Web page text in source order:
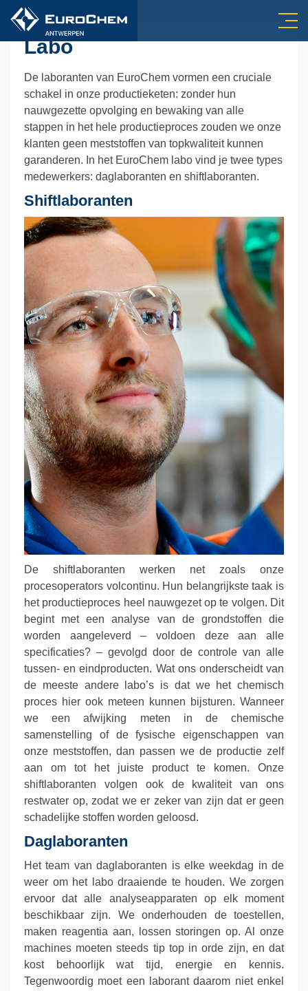
Labo
De laboranten van EuroChem vormen een cruciale
schakel in onze productieketen: zonder hun
nauwgezette opvolging en bewaking van alle
stappen in het hele productieproces zouden we onze
klanten geen meststoffen van topkwaliteit kunnen
garanderen. In het EuroChem labo vind je twee types
medewerkers: daglaboranten en shiftlaboranten.
Shiftlaboranten
De shiftlaboranten werken net zoals onze
procesoperators volcontinu. Hun belangrijkste taak is
het productieproces heel nauwgezet op te volgen. Dit
begint met een analyse van de grondstoffen die
worden aangeleverd – voldoen deze aan alle
specificaties? – gevolgd door de controle van alle
tussen- en eindproducten. Wat ons onderscheidt van
de meeste andere labo’s is dat we het chemisch
proces hier ook meteen kunnen bijsturen. Wanneer
we een afwijking meten in de chemische
samenstelling of de fysische eigenschappen van
onze meststoffen, dan passen we de productie zelf
aan om tot het juiste product te komen. Onze
shiftlaboranten volgen ook de kwaliteit van ons
restwater op, zodat we er zeker van zijn dat er geen
schadelijke stoffen worden geloosd.
Daglaboranten
Het team van daglaboranten is elke weekdag in de
weer om het labo draaiende te houden. We zorgen
ervoor dat alle analyseapparaten op elk moment
beschikbaar zijn. We onderhouden de toestellen,
maken reagentia aan, lossen storingen op. Al onze
machines moeten steeds tip top in orde zijn, en dat
kost behoorlijk wat tijd, energie en kennis.
Tegenwoordig moet een laborant daarom niet enkel